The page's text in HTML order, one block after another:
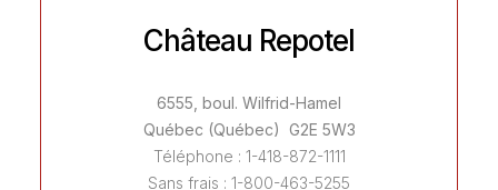
Château Repotel
6555, boul. Wilfrid-Hamel
Québec (Québec) G2E 5W3
Téléphone : 1-418-872-1111
Sans frais : 1-800-463-5255